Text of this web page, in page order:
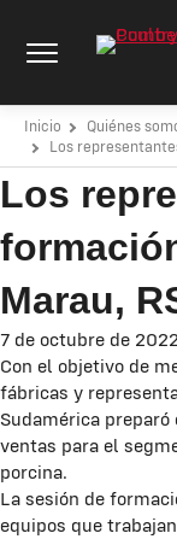
contenido
Inicio Quiénes
Los
Los
Marau,
7 de octubre de 2022
Con el objetivo de
fábricas y
Sudamérica
ventas para el
porcina.
La sesión de
equipos que